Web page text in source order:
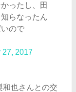
ったし、田
らなったん
ので
27, 2017
和也さんとの交